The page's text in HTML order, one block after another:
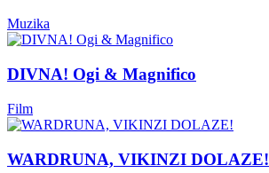
Muzika
DIVNA! Ogi & Magnifico
Film
WARDRUNA, VIKINZI DOLAZE!